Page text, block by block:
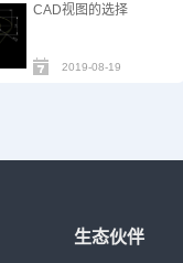
CAD视图的选择
2019-08-19
生态伙伴